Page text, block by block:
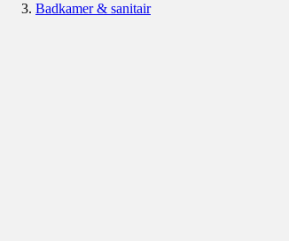
Badkamer & sanitair